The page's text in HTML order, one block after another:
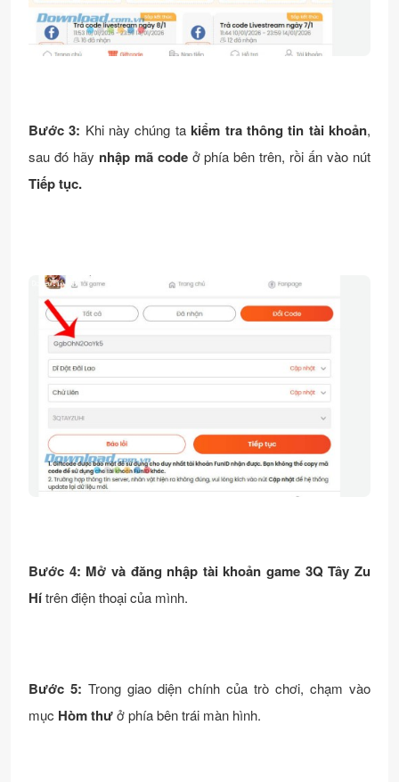
Bước 3: Khi này chúng takiểm tra thông tin tài khoản,
sau đó hãy nhập mã codeở phía bên trên, rồi ấn vào nút
Tiếp tục.
Bước 4: Mở và đăng nhập tài khoản game 3Q Tây Zu
Hítrên điện thoại của mình.
Bước 5: Trong giao diện chính của trò chơi, chạm vào
mục Hòm thưở phía bên trái màn hình.